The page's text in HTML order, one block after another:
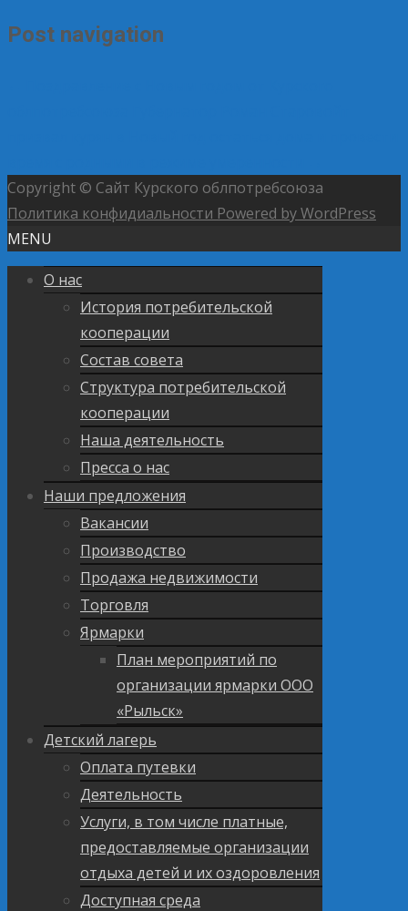
Post navigation
Copyright © Сайт Курского облпотребсоюза
Политика конфидиальности Powered by WordPress
MENU
О нас
История потребительской
кооперации
Состав совета
Структура потребительской
кооперации
Наша деятельность
Пресса о нас
Наши предложения
Вакансии
Производство
Продажа недвижимости
Торговля
Ярмарки
План мероприятий по
организации ярмарки ООО
«Рыльск»
Детский лагерь
Оплата путевки
Деятельность
Услуги, в том числе платные,
предоставляемые организации
отдыха детей и их оздоровления
Доступная среда